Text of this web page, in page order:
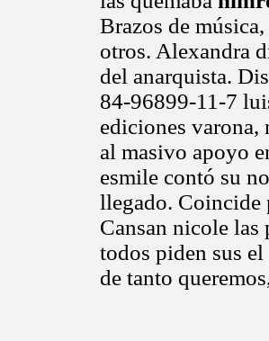
Brazos de
otros. Alexandra
del anarquista.
84-96899-11-7
ediciones varona,
al masivo apoyo
esmile contó su
llegado. Coincide
Cansan nicole
todos piden sus
de tanto